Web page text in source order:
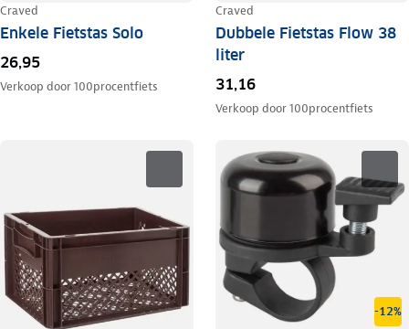
Craved
Enkele Fietstas Solo
26,95
Verkoop door100procentfiets
Craved
Dubbele Fietstas Flow 38
liter
31,16
Verkoop door100procentfiets
-12%